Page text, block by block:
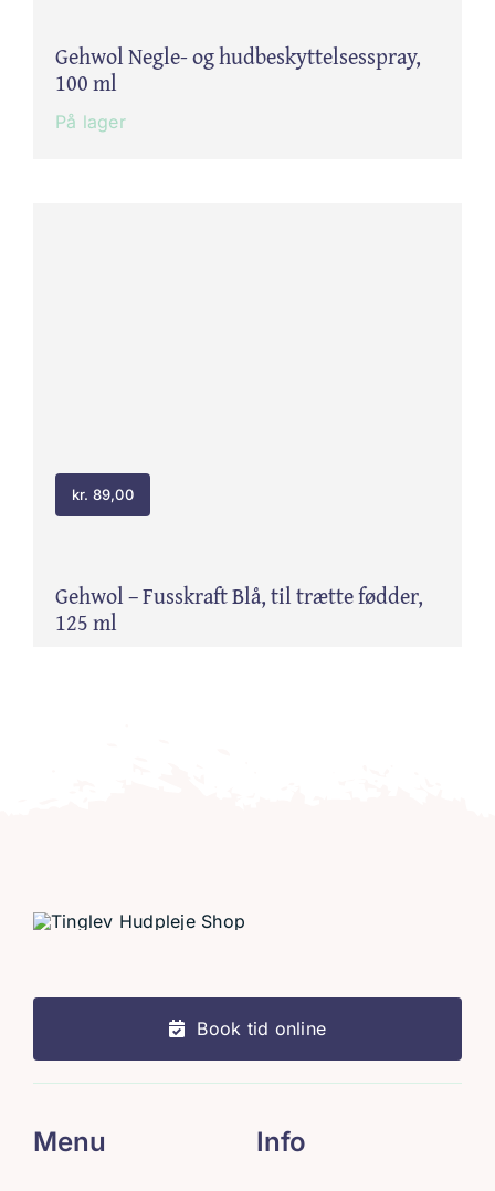
Gehwol Negle- og hudbeskyttelsesspray,
100 ml
På lager
kr. 89,00
Gehwol – Fusskraft Blå, til trætte fødder,
125 ml
Book tid online
Menu Info